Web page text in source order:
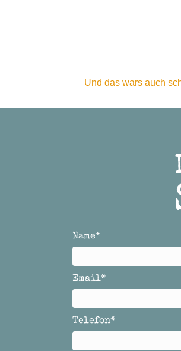
Und das wars auch
Name
Email
Telefon